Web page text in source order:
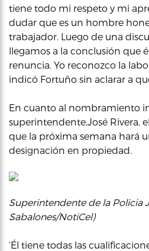
tiene todo mi respeto y mi
dudar que es un hombre
trabajador. Luego de una
llegamos a la conclusión que
renuncia. Yo reconozco la
indicó Fortuño sin aclarar a
En cuanto al nombramiento
superintendente,José Rivera,
que la próxima semana hará
designación en propiedad.
Superintendente de la Policia
Sabalones/NotiCel)
‘Él tiene todas las